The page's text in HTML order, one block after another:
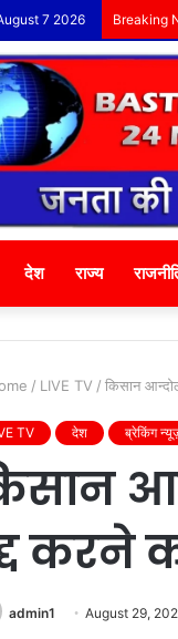
7 2026 Breaking
देश राज्य
/ LIVE TV / किसान
TV देश ब्रेकिंग
करने
admin1 August 29,